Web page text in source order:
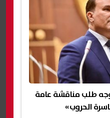
طلب مناقشة عامة
الحروب»